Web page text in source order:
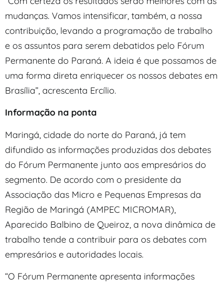
mudanças. Vamos intensificar, também, a nossa
contribuição, levando a programação de trabalho
e os assuntos para serem debatidos pelo Fórum
Permanente do Paraná. A ideia é que possamos de
uma forma direta enriquecer os nossos debates em
Brasília”, acrescenta Ercílio.
Informação na ponta
Maringá, cidade do norte do Paraná, já tem
difundido as informações produzidas dos debates
do Fórum Permanente junto aos empresários do
segmento. De acordo com o presidente da
Associação das Micro e Pequenas Empresas da
Região de Maringá (AMPEC MICROMAR),
Aparecido Balbino de Queiroz, a nova dinâmica de
trabalho tende a contribuir para os debates com
empresários e autoridades locais.
“O Fórum Permanente apresenta informações